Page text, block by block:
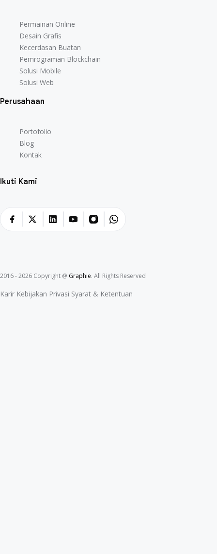
Permainan Online
Desain Grafis
Kecerdasan Buatan
Pemrograman Blockchain
Solusi Mobile
Solusi Web
Perusahaan
Portofolio
Blog
Kontak
Ikuti Kami
2016 - 2026 Copyright @ Graphie. All Rights Reserved
Karir Kebijakan Privasi Syarat & Ketentuan